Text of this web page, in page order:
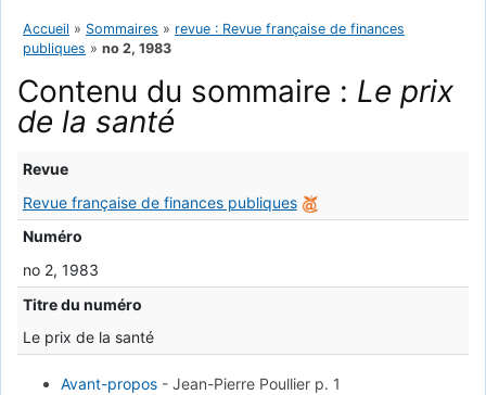
Accueil » Sommaires » revue : Revue française de finances
publiques » no 2, 1983
Contenu du sommaire : Le prix
de la santé
Revue
Revue française de finances publiques
Numéro
no 2, 1983
Titre du numéro
Le prix de la santé
Avant-propos - Jean-Pierre Poullier p. 1